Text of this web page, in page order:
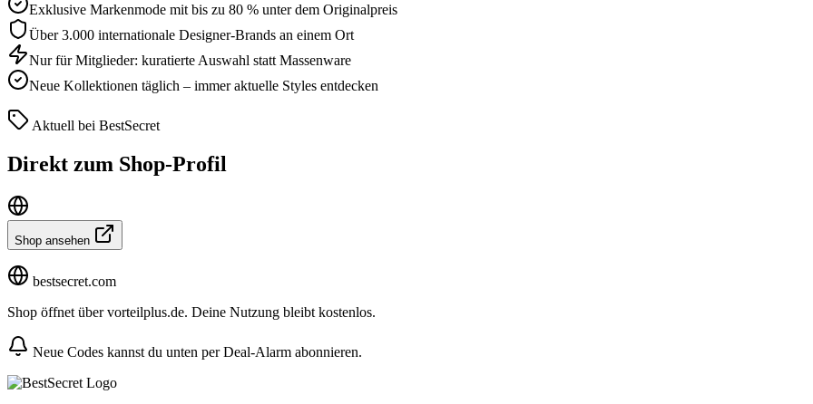
Exklusive Markenmode mit bis zu 80 % unter dem Originalpreis
Über 3.000 internationale Designer-Brands an einem Ort
Nur für Mitglieder: kuratierte Auswahl statt Massenware
Neue Kollektionen täglich – immer aktuelle Styles entdecken
Aktuell bei BestSecret
Direkt zum Shop-Profil
Shop ansehen
bestsecret.com
Shop öffnet über vorteilplus.de. Deine Nutzung bleibt kostenlos.
Neue Codes kannst du unten per Deal-Alarm abonnieren.